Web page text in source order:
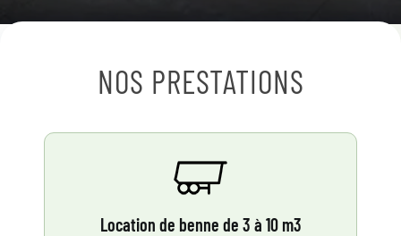
NOS PRESTATIONS
Location de benne de 3 à 10 m3